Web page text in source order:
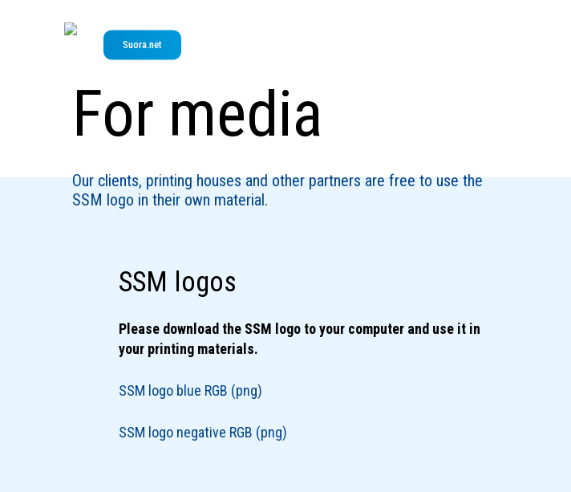
Suora.net
For media
Our clients, printing houses and other partners are free to use the
SSM logo in their own material.
SSM logos
Please download the SSM logo to your computer and use it in
your printing materials.
SSM logo blue RGB (png)
SSM logo negative RGB (png)